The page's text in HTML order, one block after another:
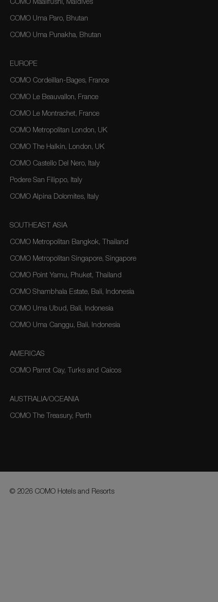
COMO Maalifushi, Maldives
COMO Uma Paro, Bhutan
COMO Uma Punakha, Bhutan
EUROPE
COMO Cordeillan-Bages, France
COMO Le Beauvallon, France
COMO Le Montrachet, France
COMO Metropolitan London, UK
COMO The Halkin, London, UK
COMO Castello Del Nero, Italy
Podere San Filippo, Italy
COMO Alpina Dolomites, Italy
SOUTHEAST ASIA
COMO Metropolitan Bangkok, Thailand
COMO Metropolitan Singapore, Singapore
COMO Point Yamu, Phuket, Thailand
COMO Shambhala Estate, Bali, Indonesia
COMO Uma Ubud, Bali, Indonesia
COMO Uma Canggu, Bali, Indonesia
AMERICAS
COMO Parrot Cay, Turks and Caicos
AUSTRALIA/OCEANIA
COMO The Treasury, Perth
© 2026 COMO Hotels and Resorts